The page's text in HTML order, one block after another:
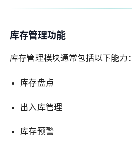
库存管理功能
库存管理模块通常包括以下能力：
库存盘点
出入库管理
库存预警